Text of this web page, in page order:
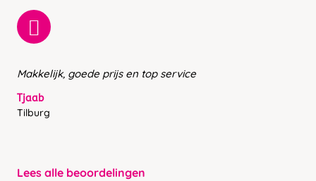
Makkelijk, goede prijs en top service
Tjaab
Tilburg
Lees alle beoordelingen